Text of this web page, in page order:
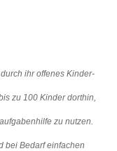
ihr offenes Kinder-
zu 100 Kinder dorthin,
zu nutzen.
bei Bedarf einfachen